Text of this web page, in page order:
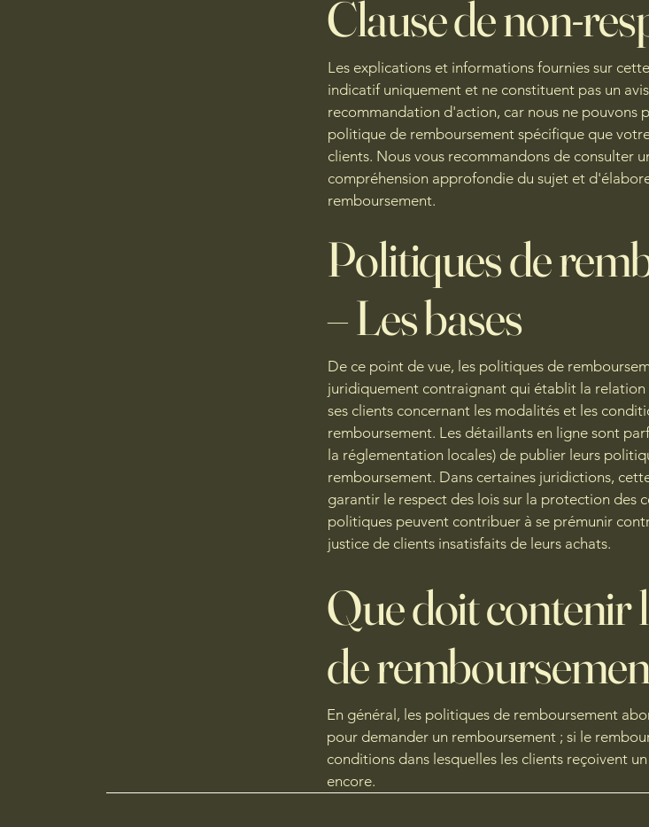
Clause de non-
Les explications et informations fournies sur
indicatif uniquement et ne constituent pas un
recommandation d'action, car nous ne pouvons
politique de remboursement spécifique que
clients. Nous vous recommandons de consulter
compréhension approfondie du sujet et
remboursement.
Politiques de
– Les bases
De ce point de vue, les politiques de
juridiquement contraignant qui établit la
ses clients concernant les modalités et les
remboursement. Les détaillants en ligne sont
la réglementation locales) de publier leurs
remboursement. Dans certaines juridictions,
garantir le respect des lois sur la protection des
politiques peuvent contribuer à se prémunir
justice de clients insatisfaits de leurs achats.
Que doit contenir
de
En général, les politiques de remboursement
pour demander un remboursement ; si le
conditions dans lesquelles les clients reçoivent
encore.